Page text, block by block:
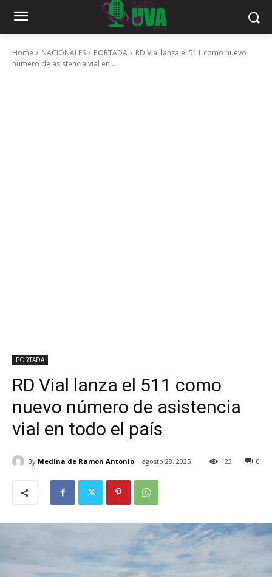
Home NACIONALES PORTADA
RD Vial lanza el 511 como nuevo
número de asistencia vial en...
PORTADA
RD Vial lanza el 511 como
nuevo número de asistencia
vial en todo el país
By Medina de Ramon Antonio agosto 28, 2025 0
123